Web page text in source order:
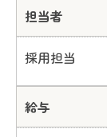
担当者
採用担当
給与